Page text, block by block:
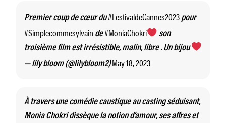
Premier coup de cœur du#FestivaldeCannes2023pour
#Simplecommesylvain de#MoniaChokri
son
troisième film est irrésistible, malin, libre . Un bijou
— lily bloom (@lilybloom2)May 18, 2023
À travers une comédie caustique au casting séduisant,
Monia Chokri dissèque la notion d’amour, ses affres et